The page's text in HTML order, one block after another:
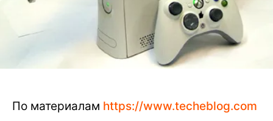
По материалам https://www.techeblog.com